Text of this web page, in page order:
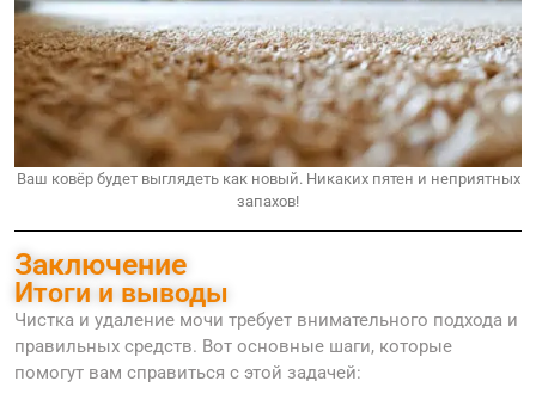
Ваш ковёр будет выглядеть как новый. Никаких пятен и неприятных
запахов!
Заключение
Итоги и выводы
Чистка и удаление мочи требует внимательного подхода и
правильных средств. Вот основные шаги, которые
помогут вам справиться с этой задачей: